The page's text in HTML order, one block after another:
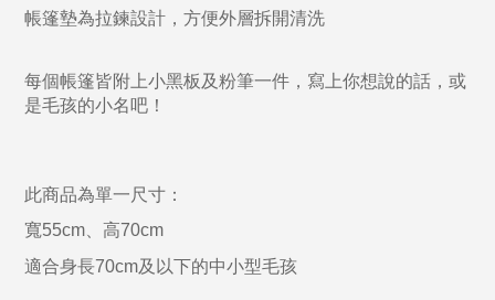
帳篷墊為拉鍊設計，方便外層拆開清洗
每個帳篷皆附上小黑板及粉筆一件，寫上你想說的話，或
是毛孩的小名吧！
此商品為單一尺寸：
寬55cm、高70cm
適合身長70cm及以下的中小型毛孩